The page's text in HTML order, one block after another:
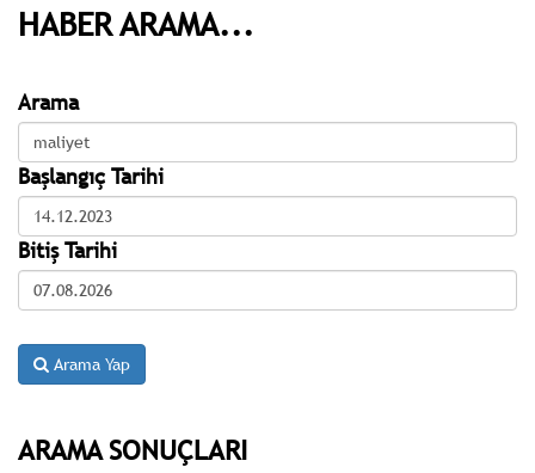
HABER ARAMA...
Arama
Başlangıç Tarihi
Bitiş Tarihi
Arama Yap
ARAMA SONUÇLARI